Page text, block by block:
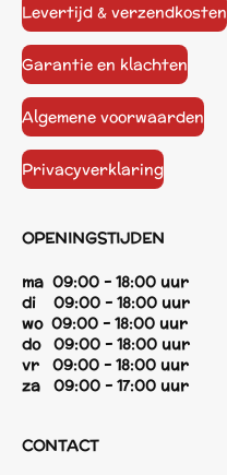
Levertijd & verzendkosten
Garantie en klachten
Algemene voorwaarden
Privacyverklaring
OPENINGSTIJDEN
ma 09:00 - 18:00 uur
di 09:00 - 18:00 uur
wo 09:00 - 18:00 uur
do 09:00 - 18:00 uur
vr 09:00 - 18:00 uur
za 09:00 - 17:00 uur
CONTACT